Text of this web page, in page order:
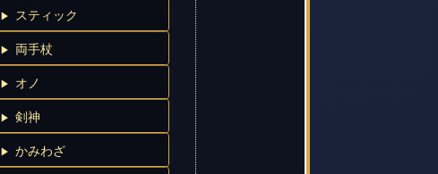
スティック
両手杖
オノ
剣神
かみわざ